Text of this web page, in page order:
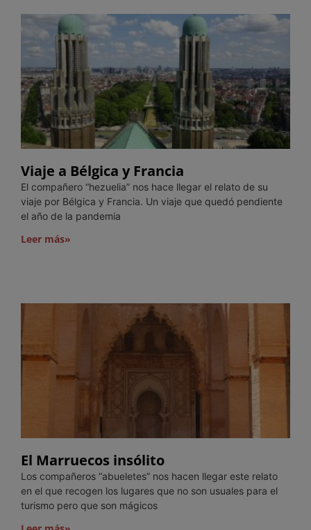
Viaje a Bélgica y Francia
El compañero “hezuelia” nos hace llegar el relato de su
viaje por Bélgica y Francia. Un viaje que quedó pendiente
el año de la pandemia
Leer más»
El Marruecos insólito
Los compañeros “abueletes” nos hacen llegar este relato
en el que recogen los lugares que no son usuales para el
turismo pero que son mágicos